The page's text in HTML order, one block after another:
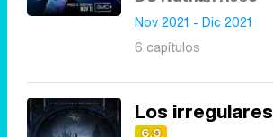
Nov 2021 - Dic 2021
6 capítulos
Los irregulares
6,9